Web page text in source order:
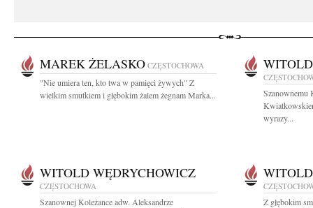
MAREK ŻELASKO CZĘSTOCHOWA
"Nie umiera ten, kto twa w pamięci żywych" Z
wielkim smutkiem i głębokim żalem żegnam Marka...
Szanownemu
wyrazy...
WITOLD WĘDRYCHOWICZ
CZĘSTOCHOWA
Szanownej Koleżance adw. Aleksandrze
Z głębokim